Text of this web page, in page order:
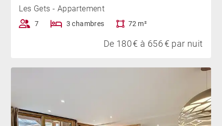
Les Gets - Appartement
7 3 chambres 72 m²
De 180 € à 656 € par nuit